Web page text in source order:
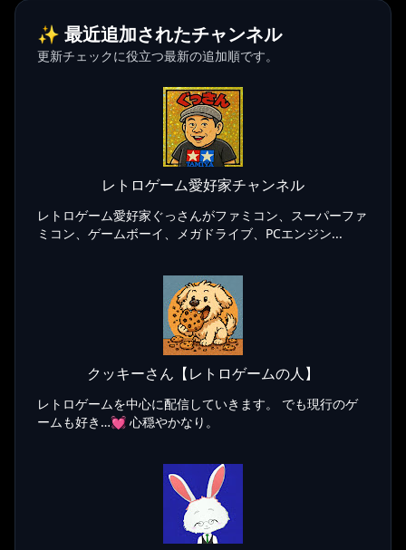
✨ 最近追加されたチャンネル
更新チェックに役立つ最新の追加順です。
レトロゲーム愛好家チャンネル
レトロゲーム愛好家ぐっさんがファミコン、スーパーファ
ミコン、ゲームボーイ、メガドライブ、PCエンジン...
クッキーさん【レトロゲームの人】
レトロゲームを中心に配信していきます。 でも現行のゲ
ームも好き…💓 心穏やかなり。